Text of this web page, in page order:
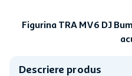
Figurina TRA MV6 DJ
Descriere produs